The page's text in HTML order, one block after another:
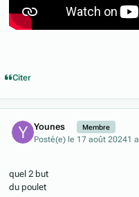
Citer
Younes Membre
Posté(e) le 17 août 20241 a
quel 2 but
du poulet